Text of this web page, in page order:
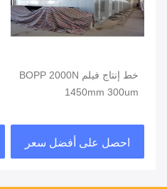
خط إنتاج فيلم BOPP 2000N
1450mm 300um
احصل على أفضل سعر